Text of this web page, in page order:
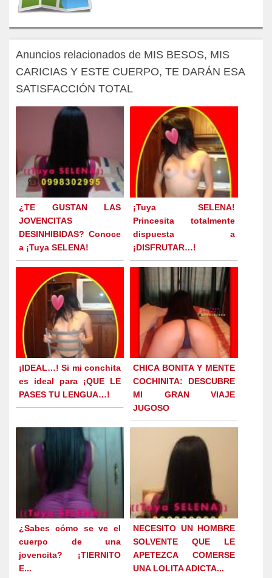
Anuncios relacionados de MIS BESOS, MIS
CARICIAS Y ESTE CUERPO, TE DARÁN ESA
SATISFACCIÓN TOTAL
¿TE GUSTAN LAS
JOVENCITAS
DESINHIBIDAS? Conoce
a ¡Tuya SELENA!
¡Tuya SELENA!
Princesita totalmente
dispuesta a
¡DISFRUTAR…!
¡IDEAL…! Si mi conchita
es ideal para ¡QUE LE
PASES TU LENGUA…!
CHICA BONITA Y MENTE
COCHINITA: DESCUBRE
MI GRAN VIAJE
JUGOSO
¿Sabes cómo se ve el
cuerpo de una
jovencita? ¡TIERNITO
E...
NECESITO UN HOMBRE
SOLVENTE QUE LE
APETEZCA COMERSE
UNA LOLITA ADICTA...